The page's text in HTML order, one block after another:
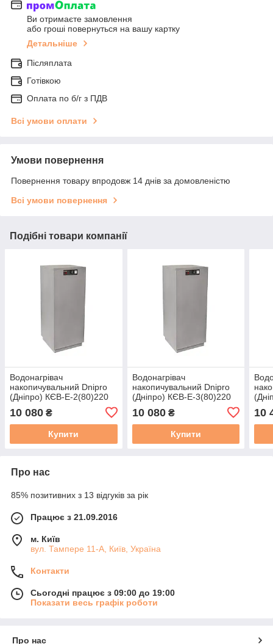
Ви отримаєте замовлення
або гроші повернуться на вашу картку
Детальніше
Післяплата
Готівкою
Оплата по б/г з ПДВ
Всі умови оплати
Умови повернення
Повернення товару впродовж 14 днів за домовленістю
Всі умови повернення
Подібні товари компанії
Водонагрівач
накопичувальний Dnipro
(Дніпро) КЄВ-Е-2(80)220
10 080 ₴
Купити
Водонагрівач
накопичувальний Dnipro
(Дніпро) КЄВ-Е-3(80)220
10 080₴
Купити
10
Про нас
85% позитивних з 13 відгуків за рік
Працює з 21.09.2016
м. Київ
вул. Тампере 11-А, Київ, Україна
Контакти
Сьогодні працює з 09:00 до 19:00
Показати весь графік роботи
Про нас